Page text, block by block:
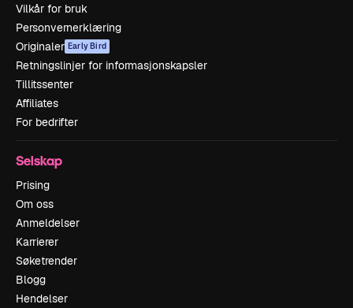
Vilkår for bruk
Personvernerklæring
Originaler Early Bird
Retningslinjer for informasjonskapsler
Tillitssenter
Affiliates
For bedrifter
Selskap
Prising
Om oss
Anmeldelser
Karrierer
Søketrender
Blogg
Hendelser